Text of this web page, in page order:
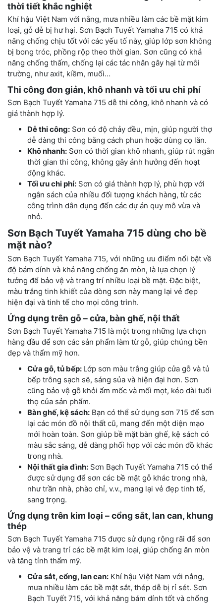
thời tiết khắc nghiệt
Khí hậu Việt Nam với nắng, mưa nhiều làm các bề mặt kim
loại, gỗ dễ bị hư hại. Sơn Bạch Tuyết Yamaha 715 có khả
năng chống chịu tốt với các yếu tố này, giúp lớp sơn không
bị bong tróc, phồng rộp theo thời gian. Sơn cũng có khả
năng chống thấm, chống lại các tác nhân gây hại từ môi
trường, như axit, kiềm, muối…
Thi công đơn giản, khô nhanh và tối ưu chi phí
Sơn Bạch Tuyết Yamaha 715 dễ thi công, khô nhanh và có
giá thành hợp lý.
Dễ thi công: Sơn có độ chảy đều, mịn, giúp người thợ
dễ dàng thi công bằng cách phun hoặc dùng cọ lăn.
Khô nhanh: Sơn có thời gian khô nhanh, giúp rút ngắn
thời gian thi công, không gây ảnh hưởng đến hoạt
động khác.
Tối ưu chi phí: Sơn có giá thành hợp lý, phù hợp với
ngân sách của nhiều đối tượng khách hàng, từ các
công trình dân dụng đến các dự án quy mô vừa và
nhỏ.
Sơn Bạch Tuyết Yamaha 715 dùng cho bề
mặt nào?
Sơn Bạch Tuyết Yamaha 715, với những ưu điểm nổi bật về
độ bám dính và khả năng chống ăn mòn, là lựa chọn lý
tưởng để bảo vệ và trang trí nhiều loại bề mặt. Đặc biệt,
màu trắng tinh khiết của dòng sơn này mang lại vẻ đẹp
hiện đại và tinh tế cho mọi công trình.
Ứng dụng trên gỗ – cửa, bàn ghế, nội thất
Sơn Bạch Tuyết Yamaha 715 là một trong những lựa chọn
hàng đầu để sơn các sản phẩm làm từ gỗ, giúp chúng bền
đẹp và thẩm mỹ hơn.
Cửa gỗ, tủ bếp: Lớp sơn màu trắng giúp cửa gỗ và tủ
bếp trông sạch sẽ, sáng sủa và hiện đại hơn. Sơn
cũng bảo vệ gỗ khỏi ẩm mốc và mối mọt, kéo dài tuổi
thọ của sản phẩm.
Bàn ghế, kệ sách: Bạn có thể sử dụng sơn 715 để sơn
lại các món đồ nội thất cũ, mang đến một diện mạo
mới hoàn toàn. Sơn giúp bề mặt bàn ghế, kệ sách có
màu sắc sáng, dễ dàng phối hợp với các món đồ khác
trong nhà.
Nội thất gia đình: Sơn Bạch Tuyết Yamaha 715 có thể
được sử dụng để sơn các bề mặt gỗ khác trong nhà,
như trần nhà, phào chỉ, v.v., mang lại vẻ đẹp tinh tế,
sang trọng.
Ứng dụng trên kim loại – cổng sắt, lan can, khung
thép
Sơn Bạch Tuyết Yamaha 715 được sử dụng rộng rãi để sơn
bảo vệ và trang trí các bề mặt kim loại, giúp chống ăn mòn
và tăng tính thẩm mỹ.
Cửa sắt, cổng, lan can: Khí hậu Việt Nam với nắng,
mưa nhiều làm các bề mặt sắt, thép dễ bị rỉ sét. Sơn
Bạch Tuyết 715, với khả năng bám dính tốt và chống